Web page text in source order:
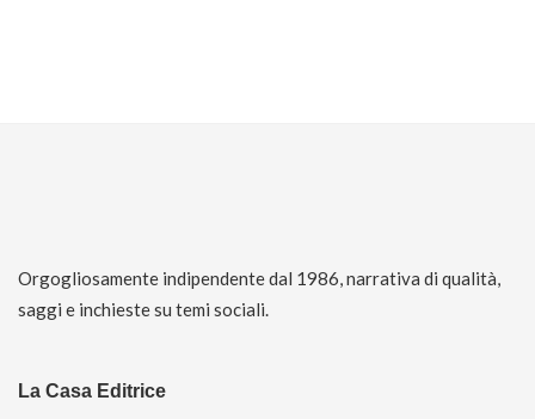
Orgogliosamente indipendente dal 1986, narrativa di qualità,
saggi e inchieste su temi sociali.
La Casa Editrice